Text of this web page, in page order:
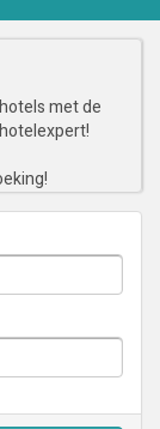
met de